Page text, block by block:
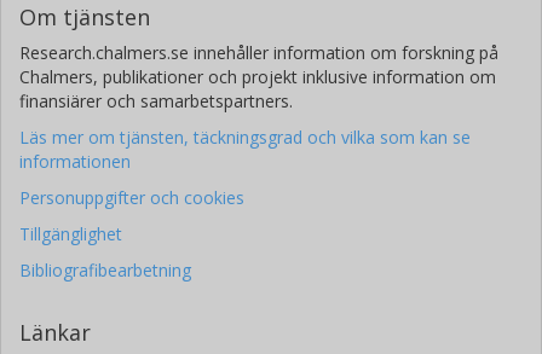
Om tjänsten
Research.chalmers.se innehåller information om forskning på
Chalmers, publikationer och projekt inklusive information om
finansiärer och samarbetspartners.
Läs mer om tjänsten, täckningsgrad och vilka som kan se
informationen
Personuppgifter och cookies
Tillgänglighet
Bibliografibearbetning
Länkar